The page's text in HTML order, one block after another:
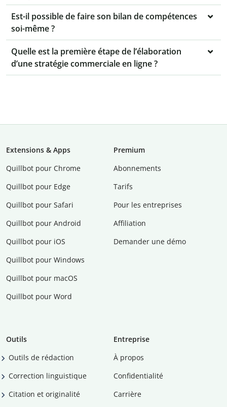
Est-il possible de faire son bilan de compétences
soi-même ?
Quelle est la première étape de l’élaboration
d’une stratégie commerciale en ligne ?
Extensions & Apps
Quillbot pour Chrome
Quillbot pour Edge
Quillbot pour Safari
Quillbot pour Android
Quillbot pour iOS
Quillbot pour Windows
Quillbot pour macOS
Quillbot pour Word
Premium
Abonnements
Tarifs
Pour les entreprises
Affiliation
Demander une démo
Outils
Outils de rédaction
Correction linguistique
Citation et originalité
Entreprise
À propos
Confidentialité
Carrière